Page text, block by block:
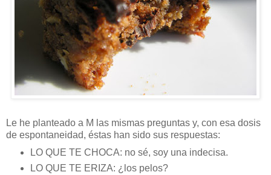
Le he planteado a M las mismas preguntas y, con esa dosis
de espontaneidad, éstas han sido sus respuestas:
LO QUE TE CHOCA: no sé, soy una indecisa.
LO QUE TE ERIZA: ¿los pelos?